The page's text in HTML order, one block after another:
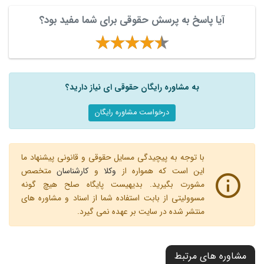
آیا پاسخ به پرسش حقوقی برای شما مفید بود؟
به مشاوره رایگان حقوقی ای نیاز دارید؟
درخواست مشاوره رایگان
با توجه به پیچیدگی مسایل حقوقی و قانونی پیشنهاد ما
این است که همواره از وکلاو کارشناسانمتخصص
مشورت بگیرید. بدیهیست پایگاه صلح هیچ گونه
مسوولیتی از بابت استفاده شما از اسناد و مشاوره های
منتشر شده در سایت بر عهده نمی گیرد.
مشاوره های مرتبط